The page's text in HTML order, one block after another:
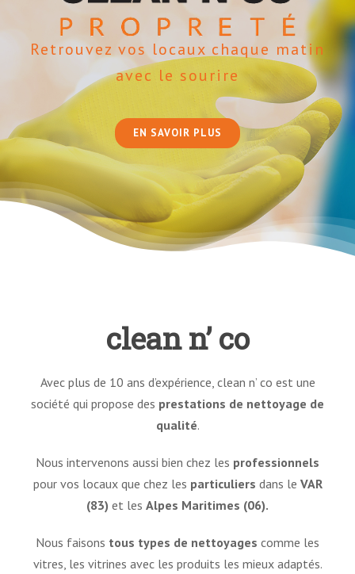
Retrouvez vos locaux chaque matin
avec le sourire
EN SAVOIR PLUS
clean n’ co
Avec plus de 10 ans d’expérience, clean n’ co est une
société qui propose des prestations de nettoyage de
qualité.
Nous intervenons aussi bien chez les professionnels
pour vos locaux que chez les particuliers dans le VAR
(83) et les Alpes Maritimes (06).
Nous faisons tous types de nettoyages comme les
vitres, les vitrines avec les produits les mieux adaptés.